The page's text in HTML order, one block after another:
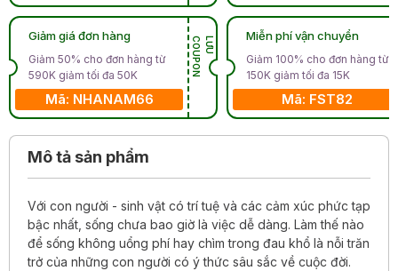
Giảm giá đơn hàng
Giảm 50% cho đơn hàng từ
590K giảm tối đa 50K
Mã: NHANAM66
L
Ư
U
C
O
U
P
O
N
Miễn phí vận chuyển
Giảm 100% cho đơn hàng từ
150K giảm tối đa 15K
Mã: FST82
Mô tả sản phẩm
Với con người - sinh vật có trí tuệ và các cảm xúc phức tạp
bậc nhất, sống chưa bao giờ là việc dễ dàng. Làm thế nào
để sống không uổng phí hay chìm trong đau khổ là nỗi trăn
trở của những con người có ý thức sâu sắc về cuộc đời.